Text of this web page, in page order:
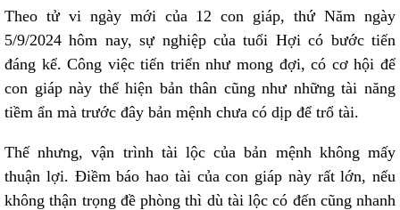
Theo tử vi ngày mới của 12 con giáp, thứ Năm ngày
5/9/2024 hôm nay, sự nghiệp của tuổi Hợi có bước tiến
đáng kể. Công việc tiến triển như mong đợi, có cơ hội để
con giáp này thể hiện bản thân cũng như những tài năng
tiềm ẩn mà trước đây bản mệnh chưa có dịp để trổ tài.
Thế nhưng, vận trình tài lộc của bản mệnh không mấy
thuận lợi. Điềm báo hao tài của con giáp này rất lớn, nếu
không thận trọng đề phòng thì dù tài lộc có đến cũng nhanh